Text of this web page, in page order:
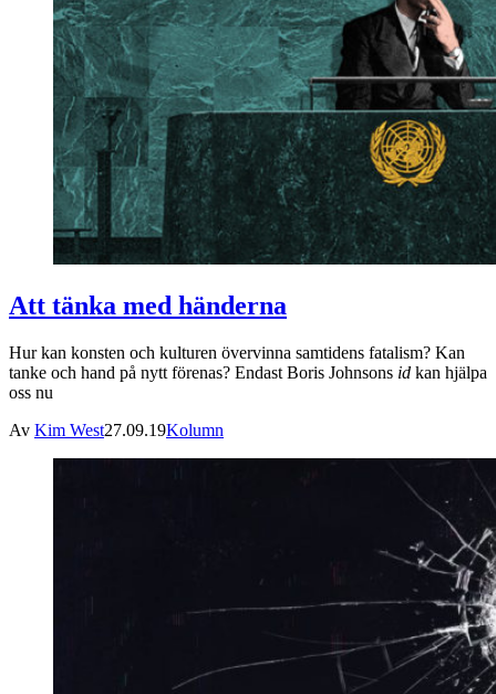
Att tänka med händerna
Hur kan konsten och kulturen övervinna samtidens fatalism? Kan
tanke och hand på nytt förenas? Endast Boris Johnsons id kan hjälpa
oss nu
Av Kim West27.09.19Kolumn